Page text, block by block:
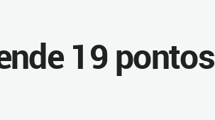
19 pontos